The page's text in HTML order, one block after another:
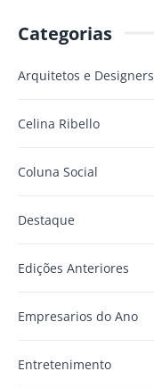
Categorias
Arquitetos e Designers
Celina Ribello
Coluna Social
Destaque
Edições Anteriores
Empresarios do Ano
Entretenimento